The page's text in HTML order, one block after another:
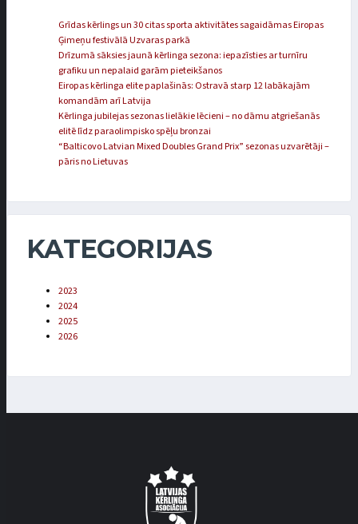
Grīdas kērlings un 30 citas sporta aktivitātes sagaidāmas Eiropas
Ģimeņu festivālā Uzvaras parkā
Drīzumā sāksies jaunā kērlinga sezona: iepazīsties ar turnīru
grafiku un nepalaid garām pieteikšanos
Eiropas kērlinga elite paplašinās: Ostravā starp 12 labākajām
komandām arī Latvija
Kērlinga jubilejas sezonas lielākie lēcieni – no dāmu atgriešanās
elitē līdz paraolimpisko spēļu bronzai
“Balticovo Latvian Mixed Doubles Grand Prix” sezonas uzvarētāji –
pāris no Lietuvas
KATEGORIJAS
2023
2024
2025
2026